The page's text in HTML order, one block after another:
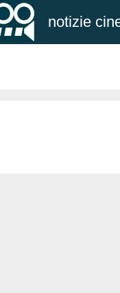
notizie